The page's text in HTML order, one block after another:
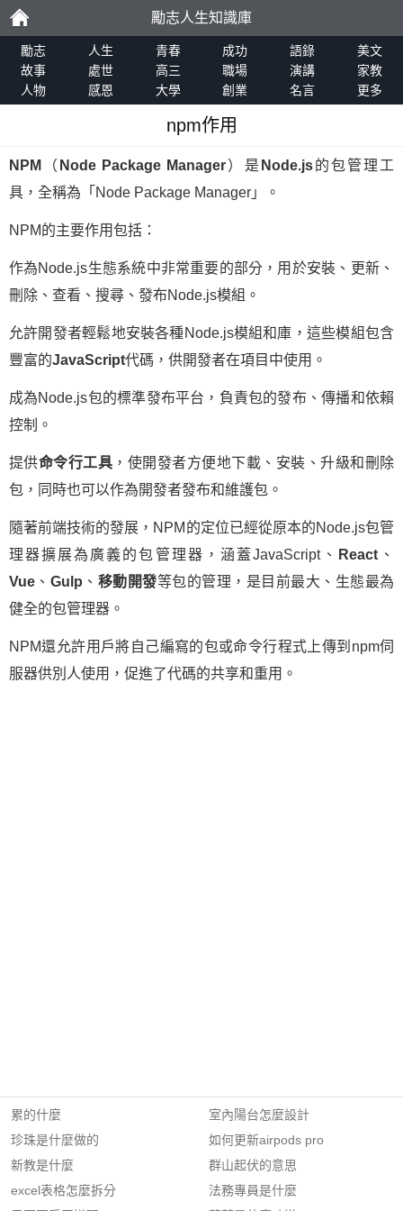
勵
志
勵志人生知識庫
勵志 人生 青春 成功 語錄
美文
故事
處世 高三 職場 演講
家教
人物
感恩 大學 創業 名言 更多
npm作用
NPM （ Node Package Manager）是 Node.js的包管理工
具，全稱為「Node Package Manager」。
NPM的主要作用包括：
作為Node.js生態系統中非常重要的部分，用於安裝、更新、
刪除、查看、搜尋、發布Node.js模組。
允許開發者輕鬆地安裝各種Node.js模組和庫，這些模組包含
豐富的JavaScript代碼，供開發者在項目中使用。
成為Node.js包的標準發布平台，負責包的發布、傳播和依賴
控制。
提供命令行工具 ，使開發者方便地下載、安裝、升級和刪除
包，同時也可以作為開發者發布和維護包。
隨著前端技術的發展，NPM的定位已經從原本的Node.js包管
理器擴展為廣義的包管理器，涵蓋JavaScript、
React、
Vue 、 Gulp 、 移動開發等包的管理，是目前最大、生態最為
健全的包管理器。
NPM還允許用戶將自己編寫的包或命令行程式上傳到npm伺
服器供別人使用，促進了代碼的共享和重用。
累的什麼
珍珠是什麼做的
新教是什麼
excel表格怎麼拆分
室內陽台怎麼設計
如何更新airpods pro
群山起伏的意思
法務專員是什麼